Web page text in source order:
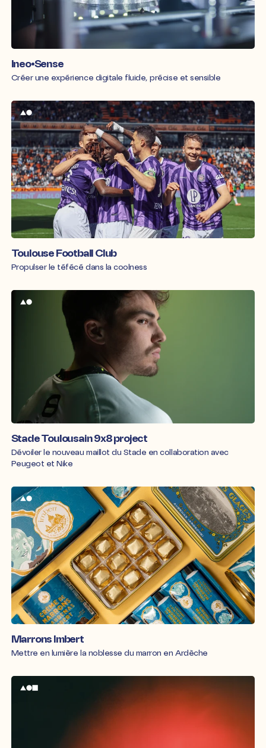
Ineo•Sense
Créer une expérience digitale fluide, précise et sensible
Toulouse Football Club
Propulser le téfécé dans la coolness
Stade Toulousain 9x8 project
Dévoiler le nouveau maillot du Stade en collaboration avec
Peugeot et Nike
Marrons Imbert
Mettre en lumière la noblesse du marron en Ardèche